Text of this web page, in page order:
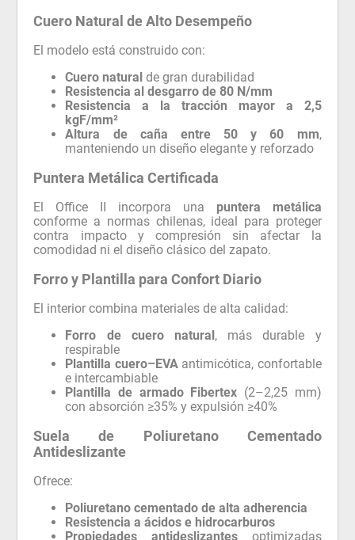
Cuero Natural de Alto Desempeño
El modelo está construido con:
Cuero natural de gran durabilidad
Resistencia al desgarro de 80 N/mm
Resistencia a la tracción mayor a 2,5
kgF/mm²
Altura de caña entre 50 y 60 mm,
manteniendo un diseño elegante y reforzado
Puntera Metálica Certificada
El Office II incorpora una puntera metálica
conforme a normas chilenas, ideal para proteger
contra impacto y compresión sin afectar la
comodidad ni el diseño clásico del zapato.
Forro y Plantilla para Confort Diario
El interior combina materiales de alta calidad:
Forro de cuero natural, más durable y
respirable
Plantilla cuero–EVAantimicótica, confortable
e intercambiable
Plantilla de armado Fibertex (2–2,25 mm)
con absorción ≥35% y expulsión ≥40%
Suela de Poliuretano Cementado
Antideslizante
Ofrece:
Poliuretano cementado de alta adherencia
Resistencia a ácidos e hidrocarburos
Propiedades antideslizantes optimizadas